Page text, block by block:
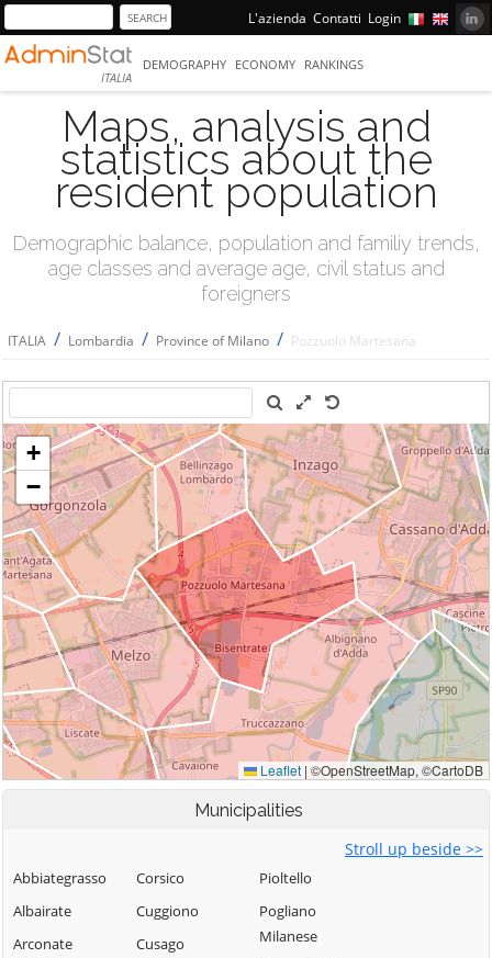
L'azienda Contatti Login
ITALIA
DEMOGRAPHY ECONOMY RANKINGS
Maps, analysis and
statistics about the
resident population
Demographic balance, population and familiy trends,
age classes and average age, civil status and
foreigners
ITALIA / Lombardia / Province of Milano / Pozzuolo Martesana
Municipalities
Stroll up beside >>
Abbiategrasso
Albairate
Arconate
Corsico
Cuggiono
Cusago
Pioltello
Pogliano
Milanese